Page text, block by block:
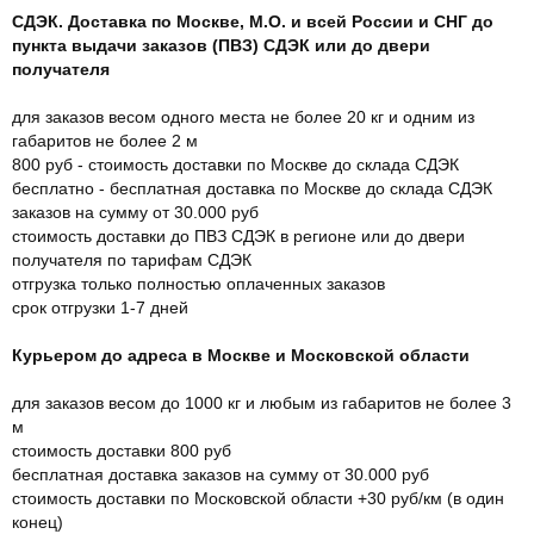
СДЭК. Доставка по Москве, М.О. и всей России и СНГ до
пункта выдачи заказов (ПВЗ) СДЭК или до двери
получателя
для заказов весом одного места не более 20 кг и одним из
габаритов не более 2 м
800 руб - стоимость доставки по Москве до склада СДЭК
бесплатно - бесплатная доставка по Москве до склада СДЭК
заказов на сумму от 30.000 руб
стоимость доставки до ПВЗ СДЭК в регионе или до двери
получателя по тарифам СДЭК
отгрузка только полностью оплаченных заказов
срок отгрузки 1-7 дней
Курьером до адреса в Москве и Московской области
для заказов весом до 1000 кг и любым из габаритов не более 3
м
стоимость доставки 800 руб
бесплатная доставка заказов на сумму от 30.000 руб
стоимость доставки по Московской области +30 руб/км (в один
конец)